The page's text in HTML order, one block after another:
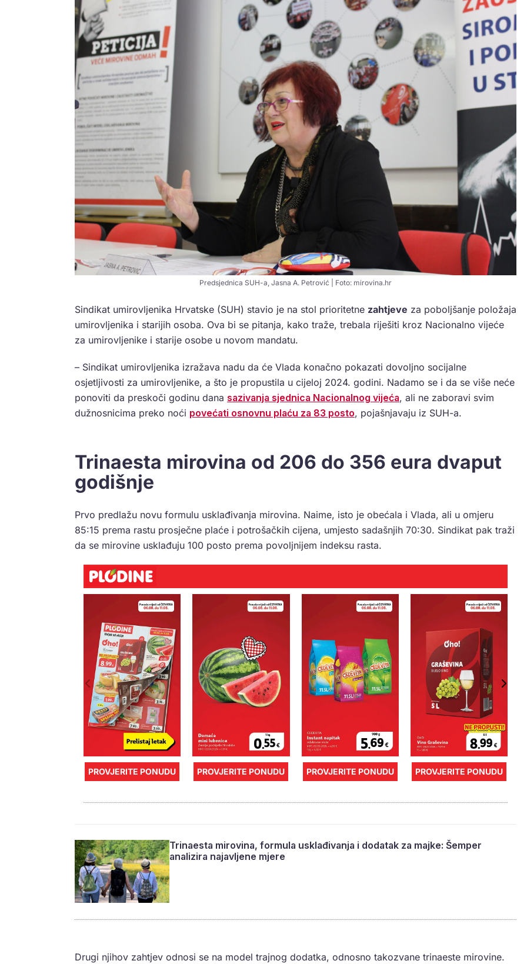
Predsjednica SUH-a, Jasna A. Petrović | Foto: mirovina.hr
Sindikat umirovljenika Hrvatske (SUH) stavio je na stol prioritetne zahtjeve za poboljšanje položaja
umirovljenika i starijih osoba. Ova bi se pitanja, kako traže, trebala riješiti kroz Nacionalno vijeće
za umirovljenike i starije osobe u novom mandatu.
– Sindikat umirovljenika izražava nadu da će Vlada konačno pokazati dovoljno socijalne
osjetljivosti za umirovljenike, a što je propustila u cijeloj 2024. godini. Nadamo se i da se više neće
ponoviti da preskoči godinu dana sazivanja sjednica Nacionalnog vijeća, ali ne zaboravi svim
dužnosnicima preko noći povećati osnovnu plaću za 83 posto, pojašnjavaju iz SUH-a.
Trinaesta mirovina od 206 do 356 eura dvaput
godišnje
Prvo predlažu novu formulu usklađivanja mirovina. Naime, isto je obećala i Vlada, ali u omjeru
85:15 prema rastu prosječne plaće i potrošačkih cijena, umjesto sadašnjih 70:30. Sindikat pak traži
da se mirovine usklađuju 100 posto prema povoljnijem indeksu rasta.
PROVJERITE PONUDU PROVJERITE PONUDU PROVJERITE PONUDU PROVJERITE PONUDU
Trinaesta mirovina, formula usklađivanja i dodatak za majke: Šemper
analizira najavljene mjere
Drugi njihov zahtjev odnosi se na model trajnog dodatka, odnosno takozvane trinaeste mirovine.